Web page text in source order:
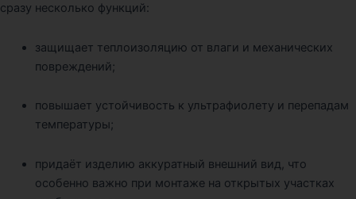
сразу несколько функций:
защищает теплоизоляцию от влаги и механических
повреждений;
повышает устойчивость к ультрафиолету и перепадам
температуры;
придаёт изделию аккуратный внешний вид, что
особенно важно при монтаже на открытых участках